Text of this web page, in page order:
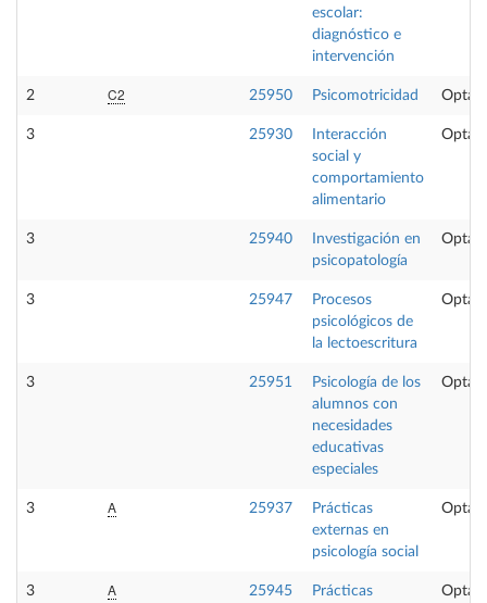
escolar:
diagnóstico e
intervención
2 C2 25950 Psicomotricidad
3 25930
Interacción
social y
comportamiento
alimentario
3 25940
Investigación en
psicopatología
3 25947
Procesos
psicológicos de
la lectoescritura
3 25951
Psicología de los
alumnos con
necesidades
educativas
especiales
3 A 25937
Prácticas
externas en
psicología social
3 A 25945
Prácticas